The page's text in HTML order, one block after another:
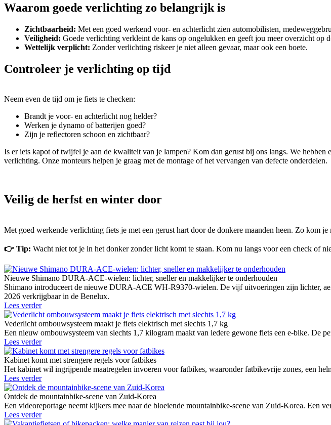
Waarom goede verlichting zo belangrijk is
Zichtbaarheid: Met een goed werkend voor- en achterlicht zien automobilisten,
Veiligheid: Goede verlichting verkleint de kans op ongelukken en geeft jou meer overzicht op
Wettelijk verplicht: Zonder verlichting riskeer je niet alleen gevaar, maar ook een boete.
Controleer je verlichting op tijd
Neem even de tijd om je fiets te checken:
Brandt je voor- en achterlicht nog helder?
Werken je dynamo of batterijen goed?
Zijn je reflectoren schoon en zichtbaar?
Is er iets kapot of twijfel je aan de kwaliteit van je lampen? Kom dan gerust bij ons langs. We
verlichting. Onze monteurs helpen je graag met de montage of het vervangen van defecte onderdelen.
Veilig de herfst en winter door
Met goed werkende verlichting fiets je met een gerust hart door de donkere maanden heen. Zo kom
👉 Tip: Wacht niet tot je in het donker zonder licht komt te staan. Kom nu langs voor een check of
Nieuwe Shimano DURA-ACE-wielen: lichter, sneller en makkelijker te onderhouden
Shimano introduceert de nieuwe DURA-ACE WH-R9370-wielen. De vijf uitvoeringen zijn lichter,
2026 verkrijgbaar in de Benelux.
Lees verder
Vederlicht ombouwsysteem maakt je fiets elektrisch met slechts 1,7 kg
Een nieuw ombouwsysteem van slechts 1,7 kilogram maakt van iedere gewone fiets een e-bike.
Lees verder
Kabinet komt met strengere regels voor fatbikes
Het kabinet wil ingrijpende maatregelen invoeren voor fatbikes, waaronder fatbikevrije zones, een
Lees verder
Ontdek de mountainbike-scene van Zuid-Korea
Een videoreportage neemt kijkers mee naar de bloeiende mountainbike-scene van Zuid-Korea. Een
Lees verder